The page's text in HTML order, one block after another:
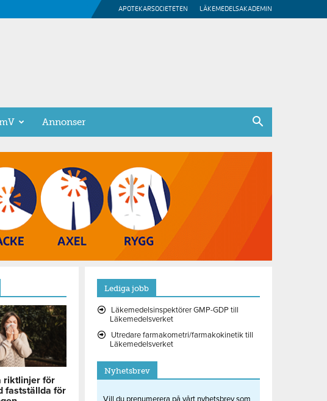
APOTEKARSOCIETETEN LÄKEMEDELSAKADEMIN
Annonser
riktlinjer för
fastställda för
Lediga jobb
Läkemedelsinspektörer GMP-GDP till
Läkemedelsverket
Utredare farmakometri/farmakokinetik till
Läkemedelsverket
Nyhetsbrev
Vill du prenumerera på vårt nyhetsbrev som